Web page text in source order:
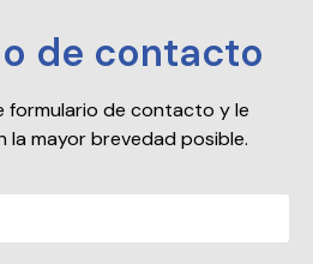
de contacto
formulario de contacto y le
la mayor brevedad posible.